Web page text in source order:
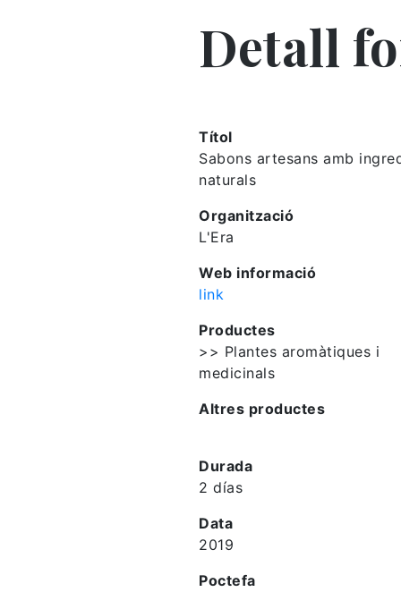
Detall
Títol
Sabons artesans amb
naturals
Organització
L'Era
Web informació
link
Productes
>> Plantes aromàtiques i
medicinals
Altres productes
Durada
2 días
Data
2019
Poctefa